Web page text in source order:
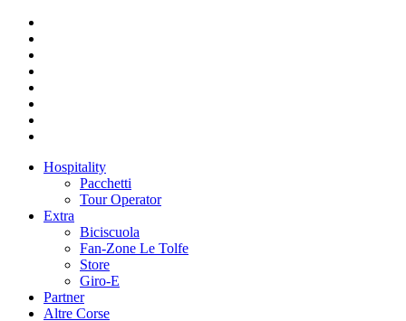
Hospitality
Pacchetti
Tour Operator
Extra
Biciscuola
Fan-Zone Le Tolfe
Store
Giro-E
Partner
Altre Corse